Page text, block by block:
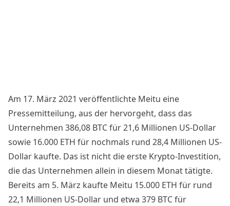
Am 17. März 2021 veröffentlichte Meitu eine
Pressemitteilung, aus der hervorgeht, dass das
Unternehmen 386,08 BTC für 21,6 Millionen US-Dollar
sowie 16.000 ETH für nochmals rund 28,4 Millionen US-
Dollar kaufte. Das ist nicht die erste Krypto-Investition,
die das Unternehmen allein in diesem Monat tätigte.
Bereits am 5. März kaufte Meitu 15.000 ETH für rund
22,1 Millionen US-Dollar und etwa 379 BTC für